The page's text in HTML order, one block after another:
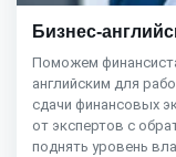
Бизнес-
Поможем
английским для
сдачи финансовых
от экспертов с
поднять уровень